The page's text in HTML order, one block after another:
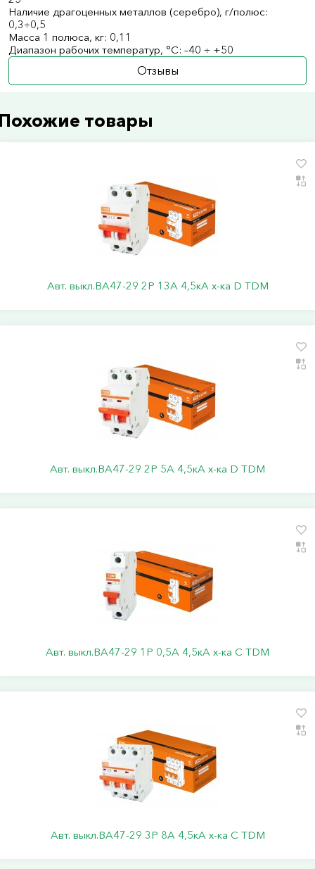
Наличие драгоценных металлов (серебро), г/полюс:
0,3÷0,5
Масса 1 полюса, кг: 0,11
Диапазон рабочих температур, °С: –40 ÷ +50
Отзывы
товары
Авт. выкл.ВА47-29 2Р 13А 4,5кА х-ка D TDM
Авт. выкл.ВА47-29 2Р 5А 4,5кА х-ка D TDM
Авт. выкл.ВА47-29 1Р 0,5А 4,5кА х-ка С TDM
Авт. выкл.ВА47-29 3Р 8А 4,5кА х-ка С TDM